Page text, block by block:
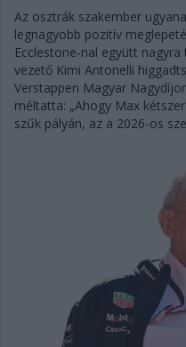
Az osztrák szakember
legnagyobb pozitív
Ecclestone-nal együtt
vezető Kimi Antonelli
Verstappen Magyar
méltatta: „Ahogy Max
szűk pályán, az a 2026-os